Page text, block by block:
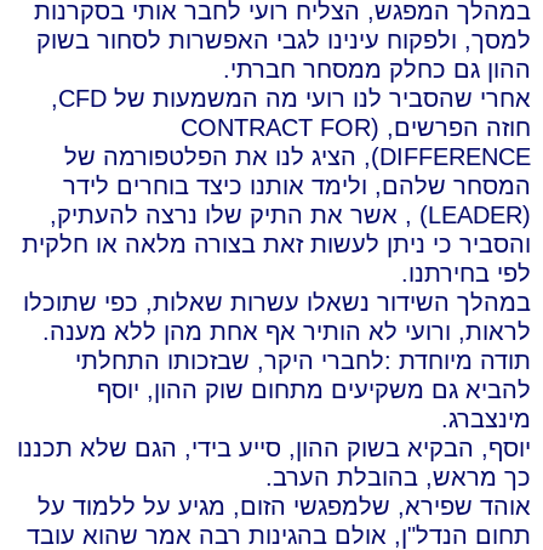
במהלך המפגש, הצליח רועי לחבר אותי בסקרנות
למסך, ולפקוח עינינו לגבי האפשרות לסחור בשוק
ההון גם כחלק ממסחר חברתי.
אחרי שהסביר לנו רועי מה המשמעות של CFD,
חוזה הפרשים, (CONTRACT FOR
DIFFERENCE), הציג לנו את הפלטפורמה של
המסחר שלהם, ולימד אותנו כיצד בוחרים לידר
(LEADER) , אשר את התיק שלו נרצה להעתיק,
והסביר כי ניתן לעשות זאת בצורה מלאה או חלקית
לפי בחירתנו.
במהלך השידור נשאלו עשרות שאלות, כפי שתוכלו
לראות, ורועי לא הותיר אף אחת מהן ללא מענה.
תודה מיוחדת :לחברי היקר, שבזכותו התחלתי
להביא גם משקיעים מתחום שוק ההון, יוסף
מינצברג.
יוסף, הבקיא בשוק ההון, סייע בידי, הגם שלא תכננו
כך מראש, בהובלת הערב.
אוהד שפירא, שלמפגשי הזום, מגיע על ללמוד על
תחום הנדל"ן, אולם בהגינות רבה אמר שהוא עובד